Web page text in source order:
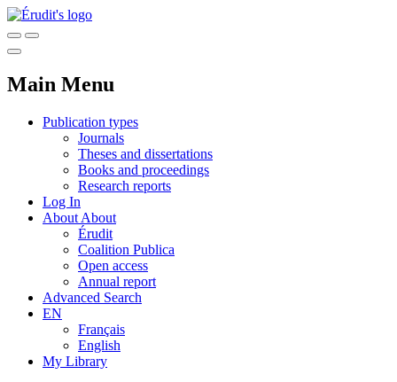
Main Menu
Publication types
Journals
Theses and dissertations
Books and proceedings
Research reports
Log In
About About
Érudit
Coalition Publica
Open access
Annual report
Advanced Search
EN
Français
English
My Library